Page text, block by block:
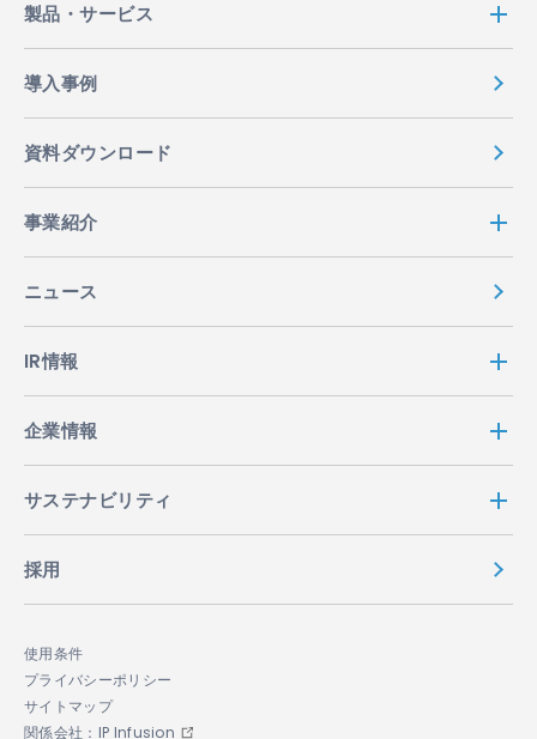
製品・サービス
導入事例
資料ダウンロード
事業紹介
ニュース
IR情報
企業情報
サステナビリティ
採用
使用条件
プライバシーポリシー
サイトマップ
関係会社：IP Infusion